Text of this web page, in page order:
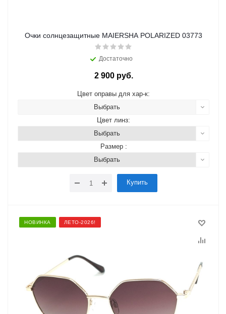
Очки солнцезащитные MAIERSHA POLARIZED 03773
Достаточно
2 900 руб.
Цвет оправы для хар-к:
Выбрать
Цвет линз:
Выбрать
Размер :
Выбрать
Купить
НОВИНКА ЛЕТО-2026!